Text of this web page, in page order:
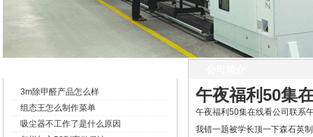
3m除甲醛产品怎么样
组态王怎么制作菜单
吸尘器不工作了是什么原因
午夜福利50集
午夜福利50集在线看公司联系
我错一题被学长顶一下森石英